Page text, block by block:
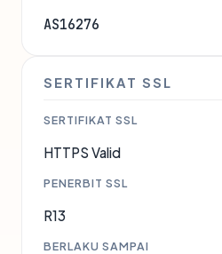
AS16276
SERTIFIKAT SSL
SERTIFIKAT SSL
HTTPS Valid
PENERBIT SSL
R13
BERLAKU SAMPAI